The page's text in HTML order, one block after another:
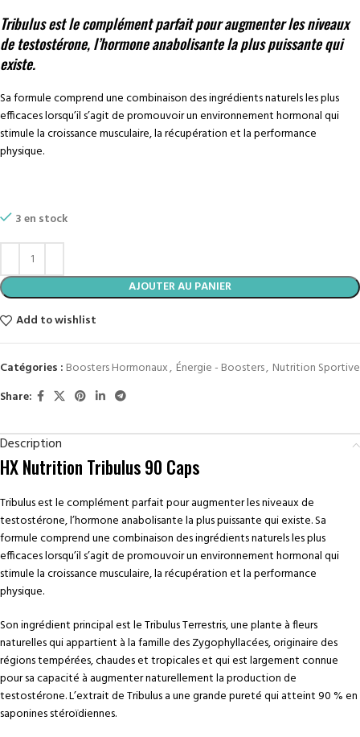
Tribulus est le complément parfait pour augmenter les niveaux
de testostérone, l’hormone anabolisante la plus puissante qui
existe.
Sa formule comprend une combinaison des ingrédients naturels les plus
efficaces lorsqu’il s’agit de promouvoir un environnement hormonal qui
stimule la croissance musculaire, la récupération et la performance
physique.
3 en stock
AJOUTER AU PANIER
Add to wishlist
Catégories : Boosters Hormonaux, Énergie - Boosters, Nutrition Sportive
Share:
Description
HX Nutrition Tribulus 90 Caps
Tribulus est le complément parfait pour augmenter les niveaux de
testostérone, l’hormone anabolisante la plus puissante qui existe. Sa
formule comprend une combinaison des ingrédients naturels les plus
efficaces lorsqu’il s’agit de promouvoir un environnement hormonal qui
stimule la croissance musculaire, la récupération et la performance
physique.
Son ingrédient principal est le Tribulus Terrestris, une plante à fleurs
naturelles qui appartient à la famille des Zygophyllacées, originaire des
régions tempérées, chaudes et tropicales et qui est largement connue
pour sa capacité à augmenter naturellement la production de
testostérone. L’extrait de Tribulus a une grande pureté qui atteint 90 % en
saponines stéroïdiennes.